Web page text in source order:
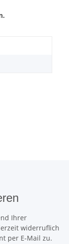
Ihrer
widerruflich
per E-Mail zu.